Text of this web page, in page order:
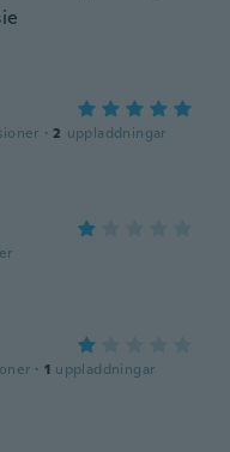
· 2 uppladdningar
· 1 uppladdningar